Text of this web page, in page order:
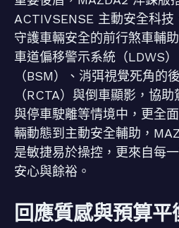
ACTIVSENSE 主動安全科
守護車輛安全的前行煞車輔
車道偏移警示系統（LDWS
（BSM）、消弭視覺死角的
（RCTA）與倒車顯影，協
與停車駛離等情境中，更全
輛動態到主動安全輔助，
是敏捷易於操控，更來自每
安心與餘裕。
回應質感與預算平